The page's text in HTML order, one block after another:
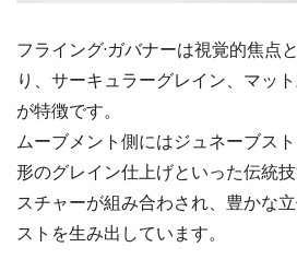
フライング·ガバナーは視覚的焦点
り、サーキュラーグレイン、マッ
が特徴です。
ムーブメント側にはジュネーブス
形のグレイン仕上げといった伝統
スチャーが組み合わされ、豊かな
ストを生み出しています。